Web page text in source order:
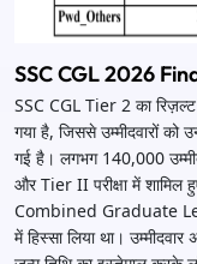
SSC CGL 2026
SSC CGL Tier 2 का
गया है, जिससे उम्मीदवारों
गई है। लगभग 140,000
और Tier II परीक्षा में शामिल
Combined Graduate
में हिस्सा लिया था।